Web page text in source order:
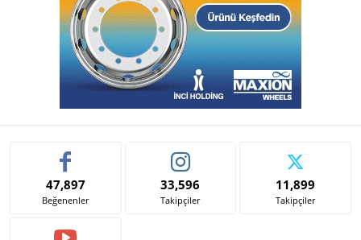
47,897
Beğenenler
33,596
Takipçiler
11,899
Takipçiler